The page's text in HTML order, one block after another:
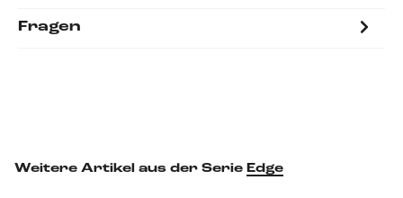
Fragen
Weitere Artikel aus der Serie Edge